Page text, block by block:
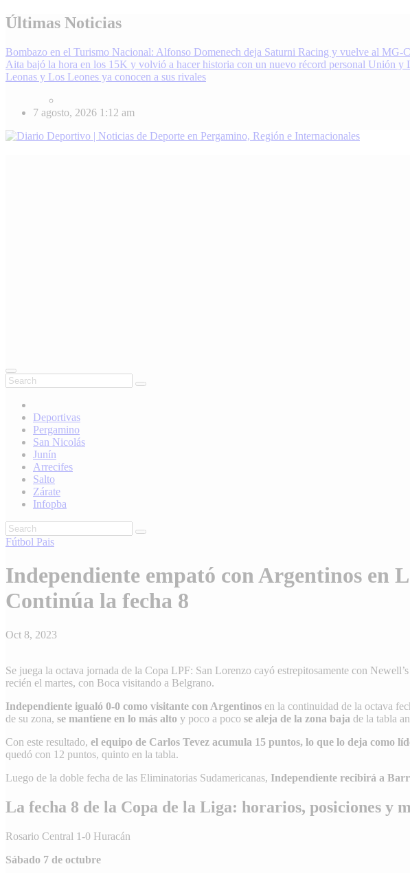
Skip
to
Últimas Noticias
Bombazo en el Turismo Nacional: Alfonso Domenech deja Saturni Racing y vuelve al MG-
Aita bajó la hora en los 15K y volvió a hacer historia con un nuevo récord personal Unión y
Leonas y Los Leones ya conocen a sus rivales
7 agosto, 2026 1:12 am
Deportivas
Pergamino
San Nicolás
Junín
Arrecifes
Salto
Zárate
Infopba
Fútbol Pais
Independiente empató con Argentinos en
Continúa la fecha 8
Oct 8, 2023
Se juega la octava jornada de la Copa LPF: San Lorenzo cayó estrepitosamente con
recién el martes, con Boca visitando a Belgrano.
Independiente igualó 0-0 como visitante con Argentinos en la continuidad de la octava
de su zona, se mantiene en lo más alto y poco a poco se aleja de la zona baja de la tabla
Con este resultado, el equipo de Carlos Tevez acumula 15 puntos, lo que lo deja como
quedó con 12 puntos, quinto en la tabla.
Luego de la doble fecha de las Eliminatorias Sudamericanas, Independiente recibirá a
La fecha 8 de la Copa de la Liga: horarios, posiciones y
Rosario Central 1-0 Huracán
Sábado 7 de octubre